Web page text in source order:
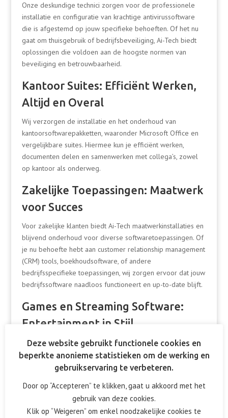
Onze deskundige technici zorgen voor de professionele
installatie en configuratie van krachtige antivirussoftware
die is afgestemd op jouw specifieke behoeften. Of het nu
gaat om thuisgebruik of bedrijfsbeveiliging, Ai-Tech biedt
oplossingen die voldoen aan de hoogste normen van
beveiliging en betrouwbaarheid.
Kantoor Suites: Efficiënt Werken,
Altijd en Overal
Wij verzorgen de installatie en het onderhoud van
kantoorsoftwarepakketten, waaronder Microsoft Office en
vergelijkbare suites. Hiermee kun je efficiënt werken,
documenten delen en samenwerken met collega’s, zowel
op kantoor als onderweg.
Zakelijke Toepassingen: Maatwerk
voor Succes
Voor zakelijke klanten biedt Ai-Tech maatwerkinstallaties en
blijvend onderhoud voor diverse softwaretoepassingen. Of
je nu behoefte hebt aan customer relationship management
(CRM) tools, boekhoudsoftware, of andere
bedrijfsspecifieke toepassingen, wij zorgen ervoor dat jouw
bedrijfssoftware naadloos functioneert en up-to-date blijft.
Games en Streaming Software:
Entertainment in Stijl
Voor liefhebbers van gaming en streaming verzorgen wij
de installatie van de nieuwste games en streaming
software. Of je nu een gepassioneerde gamer bent die op
die vloeiende videostreams wil ervaren, Ai-Tech staat
garant voor een soepele installatie en blijvende
ondersteuning.
Deze website gebruikt functionele cookies en
beperkte anonieme statistieken om de werking en
gebruikservaring te verbeteren.
Door op “Accepteren” te klikken, gaat u akkoord met het
gebruik van deze cookies.
Klik op “Weigeren” om enkel noodzakelijke cookies te